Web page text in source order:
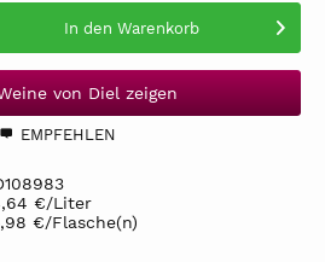
In den Warenkorb
von Diel zeigen
EMPFEHLEN
€/Liter
€/Flasche(n)